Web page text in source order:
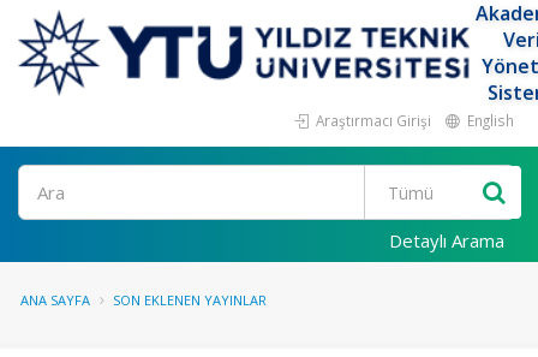
Araştırmacı Girişi English
Ara
Detaylı Arama
ANA SAYFA SON EKLENEN YAYINLAR